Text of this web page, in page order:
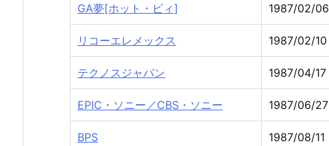
GA夢[ホット・ビィ] 1987/02/06
リコーエレメックス 1987/02/10
テクノスジャパン 1987/04/17
EPIC・ソニー／CBS・ソニー 1987/06/27
BPS 1987/08/11